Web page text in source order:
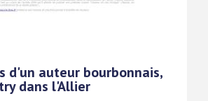
d'un auteur bourbonnais,
dans l'Allier